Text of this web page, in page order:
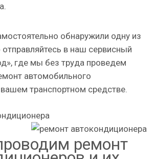
обнаружили одну из
отправляйтесь в наш сервисный
где мы без труда проведем
автомобильного
транспортном средстве.
ремонт